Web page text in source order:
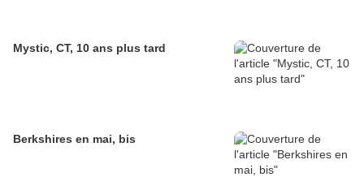
Mystic, CT, 10 ans plus tard
Berkshires en mai, bis